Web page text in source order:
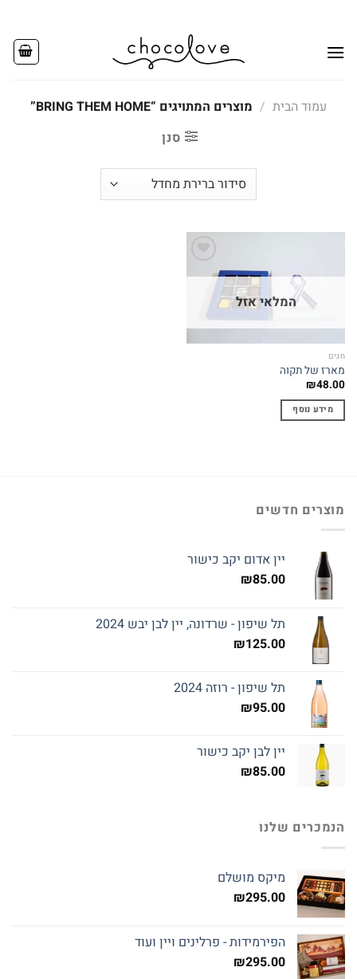
content
עמוד הבית / מוצרים המתויגים “BRING THEM HOME”
סנן
המלאי אזל
חגים
מארז של תקוה
₪48.00
מידע נוסף
מוצרים חדשים
יין אדום יקב כישור
₪85.00
תל שיפון - שרדונה, יין לבן יבש 2024
₪125.00
תל שיפון - רוזה 2024
₪95.00
יין לבן יקב כישור
₪85.00
הנמכרים שלנו
מיקס מושלם
₪295.00
הפירמידות - פרלינים ויין ועוד
₪295.00